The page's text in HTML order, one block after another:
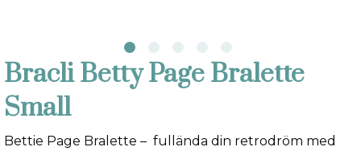
Bracli Betty Page Bralette
Small
Bettie Page Bralette – fullända din retrodröm med